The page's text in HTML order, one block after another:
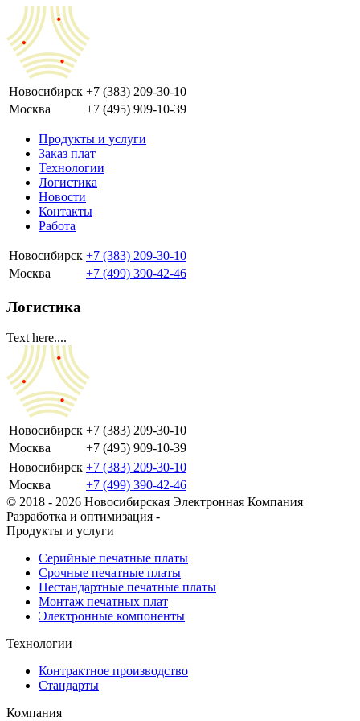
Новосибирск +7 (383) 209-30-10
Москва
+7 (495) 909-10-39
Продукты и услуги
Заказ плат
Технологии
Логистика
Новости
Контакты
Работа
Новосибирск +7 (383) 209-30-10
Москва
+7 (499) 390-42-46
Логистика
Text here....
Новосибирск +7 (383) 209-30-10
Москва
+7 (495) 909-10-39
Новосибирск +7 (383) 209-30-10
Москва
+7 (499) 390-42-46
© 2018 - 2026 Новосибирская Электронная Компания
Разработка и оптимизация -
Продукты и услуги
Серийные печатные платы
Срочные печатные платы
Нестандартные печатные платы
Монтаж печатных плат
Электронные компоненты
Технологии
Контрактное производство
Стандарты
Компания